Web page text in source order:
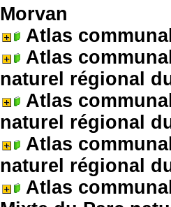
Morvan
Atlas
Atlas
naturel régional
Atlas
naturel régional
Atlas
naturel régional
Atlas